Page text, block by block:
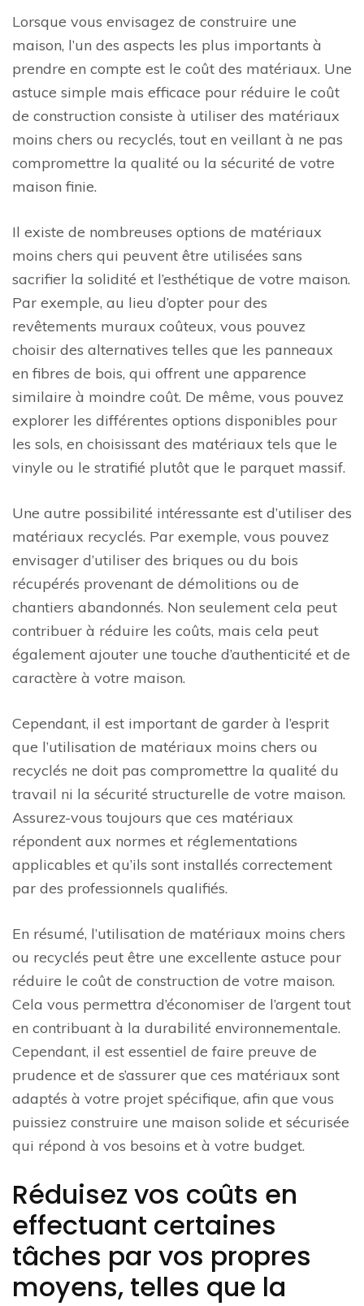
Lorsque vous envisagez de construire une
maison, l’un des aspects les plus importants à
prendre en compte est le coût des matériaux. Une
astuce simple mais efficace pour réduire le coût
de construction consiste à utiliser des matériaux
moins chers ou recyclés, tout en veillant à ne pas
compromettre la qualité ou la sécurité de votre
maison finie.
Il existe de nombreuses options de matériaux
moins chers qui peuvent être utilisées sans
sacrifier la solidité et l’esthétique de votre maison.
Par exemple, au lieu d’opter pour des
revêtements muraux coûteux, vous pouvez
choisir des alternatives telles que les panneaux
en fibres de bois, qui offrent une apparence
similaire à moindre coût. De même, vous pouvez
explorer les différentes options disponibles pour
les sols, en choisissant des matériaux tels que le
vinyle ou le stratifié plutôt que le parquet massif.
Une autre possibilité intéressante est d’utiliser des
matériaux recyclés. Par exemple, vous pouvez
envisager d’utiliser des briques ou du bois
récupérés provenant de démolitions ou de
chantiers abandonnés. Non seulement cela peut
contribuer à réduire les coûts, mais cela peut
également ajouter une touche d’authenticité et de
caractère à votre maison.
Cependant, il est important de garder à l’esprit
que l’utilisation de matériaux moins chers ou
recyclés ne doit pas compromettre la qualité du
travail ni la sécurité structurelle de votre maison.
Assurez-vous toujours que ces matériaux
répondent aux normes et réglementations
applicables et qu’ils sont installés correctement
par des professionnels qualifiés.
En résumé, l’utilisation de matériaux moins chers
ou recyclés peut être une excellente astuce pour
réduire le coût de construction de votre maison.
Cela vous permettra d’économiser de l’argent tout
en contribuant à la durabilité environnementale.
Cependant, il est essentiel de faire preuve de
prudence et de s’assurer que ces matériaux sont
adaptés à votre projet spécifique, afin que vous
puissiez construire une maison solide et sécurisée
qui répond à vos besoins et à votre budget.
Réduisez vos coûts en
effectuant certaines
tâches par vos propres
moyens, telles que la